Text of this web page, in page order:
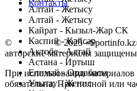
Алтай - Жетысу
Алтай - Жетысу
Кайрат - Кызыл-Жар СК
Каспий - Кайсар
Актобе - Алтай
Астана - Иртыш
Елимай - Ордабасы
Улытау - Женис
Контакты
© Copyright© 2025
авторские материалы
При использовании материалов
обязательна. При полной или